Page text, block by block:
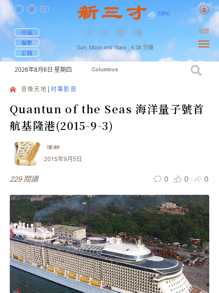
73F| C
投稿
聯繫
訂閱
Sun, Moon and Stars , 4:38 分鐘
簡體
2026年8月6日 星期四 Columbus
音像天地 时事影音
Quantun of the Seas 海洋量子號首
航基隆港(2015-9-3)
潔舲
2015年9月5日
229 閱讀 0 0 0